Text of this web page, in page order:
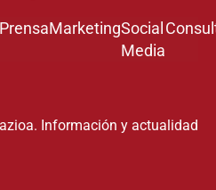
PrensaMarketingSocial
Media
Información y actualidad